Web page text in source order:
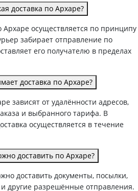
доставка по Архаре?
Архаре осуществляется по принципу
забирает отправление по
его получателю в пределах
доставка по Архаре?
зависят от удалённости адресов,
и выбранного тарифа. В
осуществляется в течение
доставить по Архаре?
доставить документы, посылки,
другие разрешённые отправления.